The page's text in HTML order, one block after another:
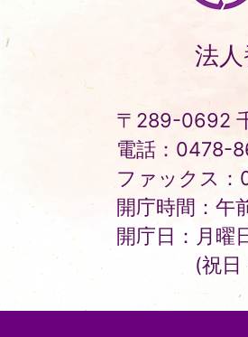
町
Town
法
〒289-0692
電話：0478-
ファックス
開庁時間：午
開庁日：月曜
(祝